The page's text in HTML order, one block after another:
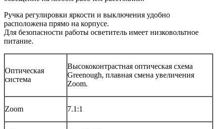
Ручка регулировки яркости и выключения удобно
расположена прямо на корпусе.
Для безопасности работы осветитель имеет низковольтное
питание.
Оптическая
система
Высококонтрастная оптическая схема
Greenough, плавная смена увеличения
Zoom.
Zoom 7.1:1